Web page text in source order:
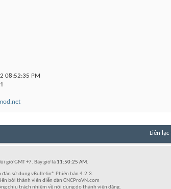
08:52:35 PM
Liên
giờ GMT +7. Bây giờ là 11:50:25 AM.
đàn sử dụng vBulletin® Phiên bản 4.2.3.
bởi thành viên diễn đàn CNCProVN.com
chịu trách nhiệm về nội dung do thành viên đăng.